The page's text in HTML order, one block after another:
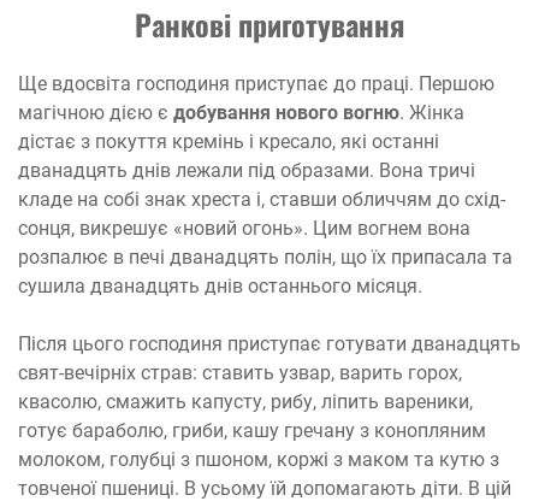
Ранкові приготування
Ще вдосвіта господиня приступає до праці. Першою
магічною дією є добування нового вогню. Жінка
дістає з покуття кремінь і кресало, які останні
дванадцять днів лежали під образами. Вона тричі
кладе на собі знак хреста і, ставши обличчям до схід-
сонця, викрешує «новий огонь». Цим вогнем вона
розпалює в печі дванадцять полін, що їх припасала та
сушила дванадцять днів останнього місяця.
Після цього господиня приступає готувати дванадцять
свят-вечірніх страв: ставить узвар, варить горох,
квасолю, смажить капусту, рибу, ліпить вареники,
готує бараболю, гриби, кашу гречану з конопляним
молоком, голубці з пшоном, коржі з маком та кутю з
товченої пшениці. В усьому їй допомагають діти. В цій